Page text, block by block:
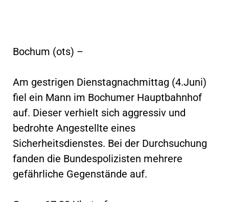
Bochum (ots) –
Am gestrigen Dienstagnachmittag (4.Juni)
fiel ein Mann im Bochumer Hauptbahnhof
auf. Dieser verhielt sich aggressiv und
bedrohte Angestellte eines
Sicherheitsdienstes. Bei der Durchsuchung
fanden die Bundespolizisten mehrere
gefährliche Gegenstände auf.